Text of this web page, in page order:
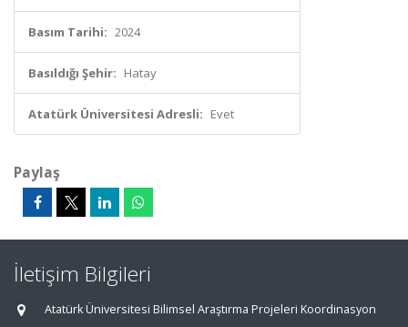
Basım Tarihi: 2024
Basıldığı Şehir: Hatay
Atatürk Üniversitesi Adresli: Evet
Paylaş
İletişim Bilgileri
Atatürk Üniversitesi Bilimsel Araştırma Projeleri Koordinasyon